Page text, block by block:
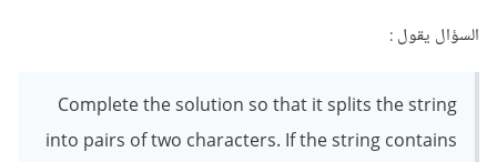
السؤال يقول :
Complete the solution so that it splits the string
into pairs of two characters. If the string contains